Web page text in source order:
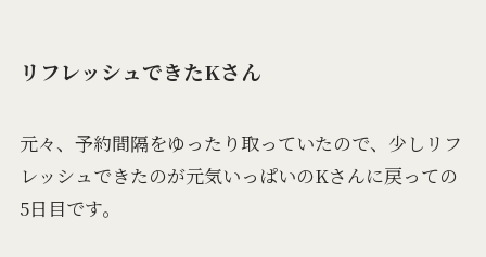
リフレッシュできたKさん
元々、予約間隔をゆったり取っていたので、少しリフ
レッシュできたのが元気いっぱいのKさんに戻っての
5日目です。